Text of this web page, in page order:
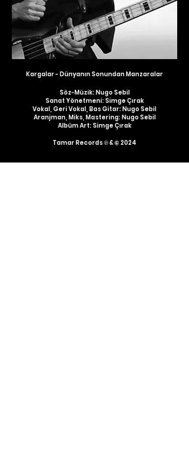
Kargalar - Dünyanın Sonundan Manzaralar
Söz-Müzik: Nugo Sebil
Sanat Yönetmeni: Simge Çırak
Vokal, Geri Vokal, Bas Gitar: Nugo Sebil
Aranjman, Miks, Mastering: Nugo Sebil
Albüm Art: Simge Çırak
Tamar Records℗ & © 2024